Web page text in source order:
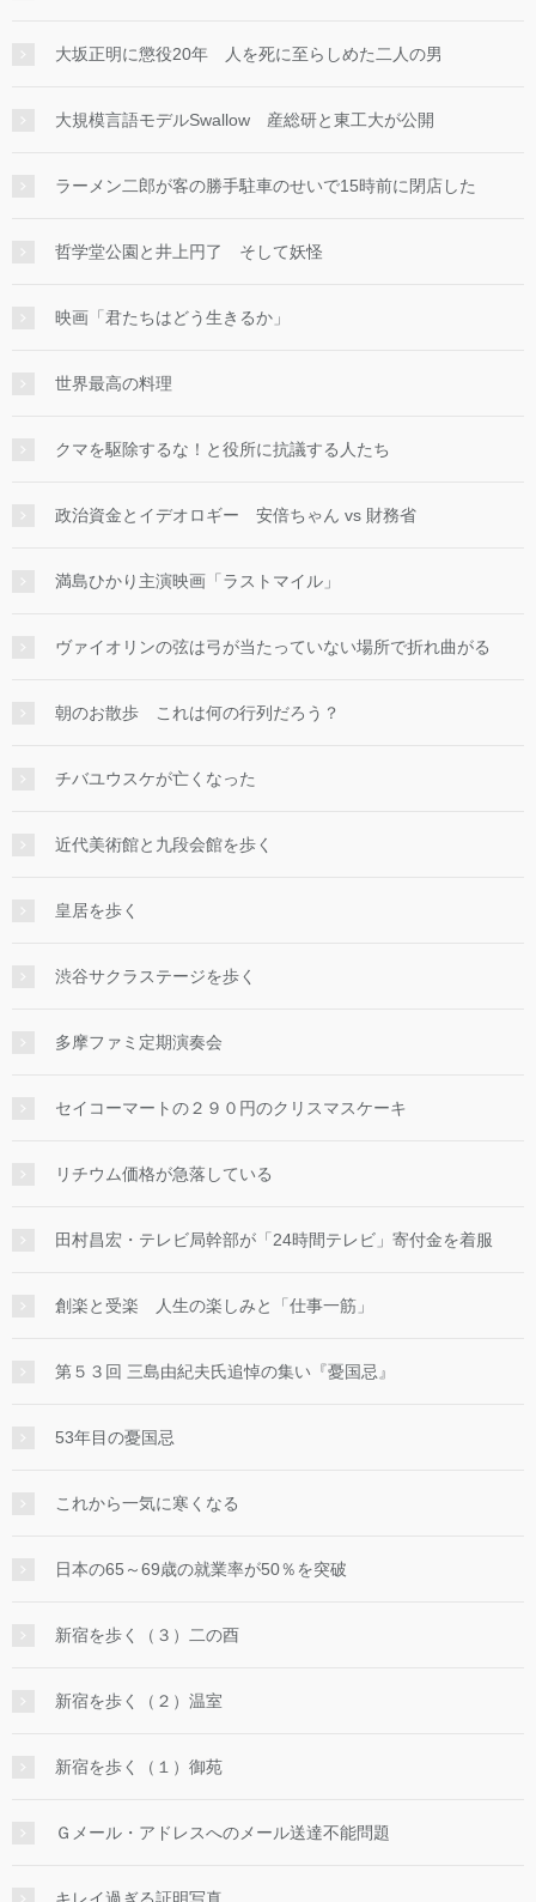
大坂正明に懲役20年 人を死に至らしめた二人の男
大規模言語モデルSwallow 産総研と東工大が公開
ラーメン二郎が客の勝手駐車のせいで15時前に閉店した
哲学堂公園と井上円了 そして妖怪
映画「君たちはどう生きるか」
世界最高の料理
クマを駆除するな！と役所に抗議する人たち
政治資金とイデオロギー 安倍ちゃん vs 財務省
満島ひかり主演映画「ラストマイル」
ヴァイオリンの弦は弓が当たっていない場所で折れ曲がる
朝のお散歩 これは何の行列だろう？
チバユウスケが亡くなった
近代美術館と九段会館を歩く
皇居を歩く
渋谷サクラステージを歩く
多摩ファミ定期演奏会
セイコーマートの２９０円のクリスマスケーキ
リチウム価格が急落している
田村昌宏・テレビ局幹部が「24時間テレビ」寄付金を着服
創楽と受楽 人生の楽しみと「仕事一筋」
第５３回 三島由紀夫氏追悼の集い『憂国忌』
53年目の憂国忌
これから一気に寒くなる
日本の65～69歳の就業率が50％を突破
新宿を歩く（３）二の酉
新宿を歩く（２）温室
新宿を歩く（１）御苑
Ｇメール・アドレスへのメール送達不能問題